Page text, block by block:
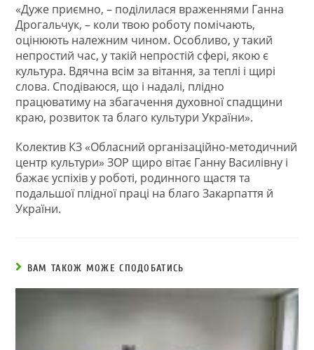
«Дуже приємно, – поділилася враженнями Ганна
Дрогальчук, – коли твою роботу помічають,
оцінюють належним чином. Особливо, у такий
непростий час, у такій непростій сфері, якою є
культура. Вдячна всім за вітання, за теплі і щирі
слова. Сподіваюся, що і надалі, плідно
працюватиму на збагачення духовної спадщини
краю, розвиток та благо культури України».
Колектив КЗ «Обласний організаційно-методичний
центр культури» ЗОР щиро вітає Ганну Василівну і
бажає успіхів у роботі, родинного щастя та
подальшої плідної праці на благо Закарпаття й
України.
ВАМ ТАКОЖ МОЖЕ СПОДОБАТИСЬ